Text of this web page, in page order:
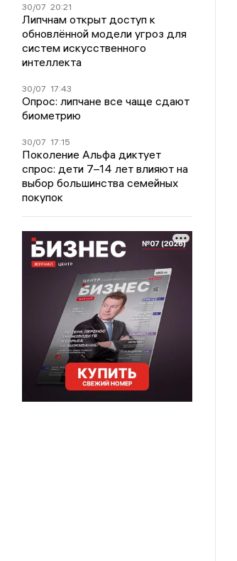
30/07 20:21
Липчнам открыт доступ к
обновлённой модели угроз для
систем искусственного
интеллекта
30/07 17:43
Опрос: липчане все чаще сдают
биометрию
30/07 17:15
Поколение Альфа диктует
спрос: дети 7–14 лет влияют на
выбор большинства семейных
покупок